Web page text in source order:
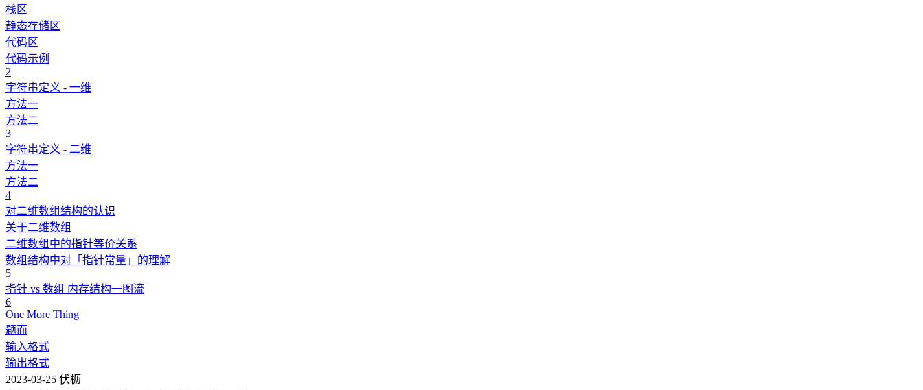
栈区
静态存储区
代码区
代码示例
2
字符串定义 - 一维
方法一
方法二
3
字符串定义 - 二维
方法一
方法二
4
对二维数组结构的认识
关于二维数组
二维数组中的指针等价关系
数组结构中对「指针常量」的理解
5
指针 vs 数组 内存结构一图流
6
One More Thing
题面
输入格式
输出格式
2023-03-25 伏枥